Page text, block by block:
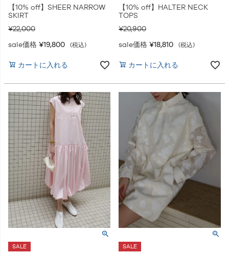
【10% off】SHEER NARROW
SKIRT
¥22,000
sale価格 ¥19,800 税込
カートに入れる
【10% off】HALTER NECK
TOPS
¥20,900
sale価格 ¥18,810 税込
カートに入れる
SALE SALE